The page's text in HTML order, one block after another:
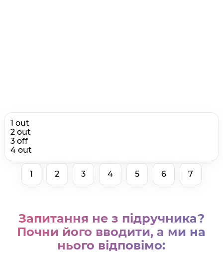
1 out
2 out
3 off
4 out
1 2 3 4 5 6 7
Запитання не з підручника?
Почни його вводити, а ми на
нього відповімо: